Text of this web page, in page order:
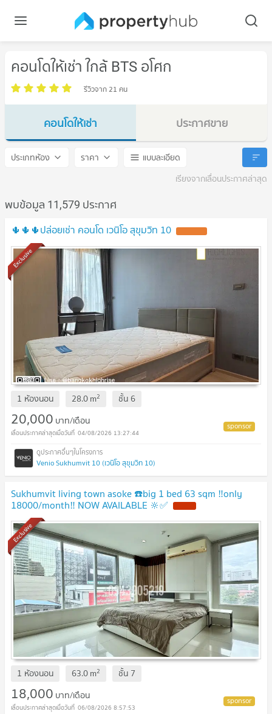
คอนโดให้เช่า ใกล้ BTS อโศก
รีวิวจาก 21 คน
คอนโดให้เช่า
ประกาศขาย
ประเภทห้อง ราคา
แบบละเอียด
เรียงจากเลื่อนประกาศล่าสุด
พบข้อมูล 11,579 ประกาศ
🌵🌵🌵ปล่อยเช่า คอนโด เวนิโอ สุขุมวิท 10
Exclusive
1 ห้องนอน 28.0m2 ชั้น 6
20,000 บาท/เดือน
04/08/2026 13:27:44
Venio Sukhumvit 10 (เวนิโอ สุขุมวิท 10)
Sukhumvit living town asoke ☎️big 1 bed 63 sqm ‼️only
18000/month‼️ NOW AVAILABLE 🔆✅
Exclusive
1 ห้องนอน 63.0m2 ชั้น 7
18,000 บาท/เดือน
06/08/2026 8:57:53